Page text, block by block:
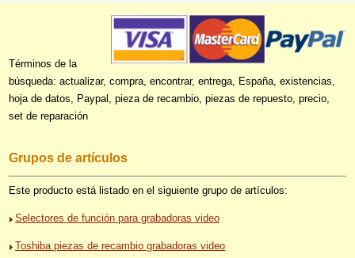
Términos de la
búsqueda: actualizar, compra, encontrar, entrega, España, existencias,
hoja de datos, Paypal, pieza de recambio, piezas de repuesto, precio,
set de reparación
Grupos de artículos
Este producto está listado en el siguiente grupo de artículos:
Selectores de función para grabadoras video
Toshiba piezas de recambio grabadoras video